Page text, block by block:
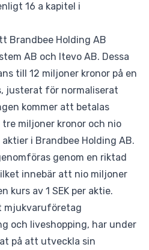
16 a kapitel i
Brandbee Holding AB
AB och Itevo AB. Dessa
till 12 miljoner kronor på en
justerat för normaliserat
kommer att betalas
miljoner kronor och nio
i Brandbee Holding AB.
genom en riktad
innebär att nio miljoner
kurs av 1 SEK per aktie.
mjukvaruföretag
och liveshopping, har under
på att utveckla sin